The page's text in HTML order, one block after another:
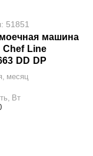
51851
машина
Chef Line
DD DP
месяц
Вт